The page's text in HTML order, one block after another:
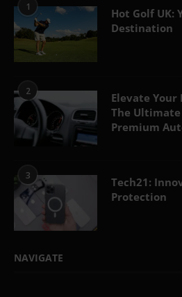
1
Hot Golf UK:
Destination
2
Elevate Your
The
Premium
3
Tech21:
Protection
NAVIGATE